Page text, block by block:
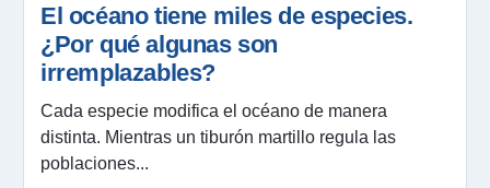
El océano tiene miles de especies.
¿Por qué algunas son
irremplazables?
Cada especie modifica el océano de manera
distinta. Mientras un tiburón martillo regula las
poblaciones...